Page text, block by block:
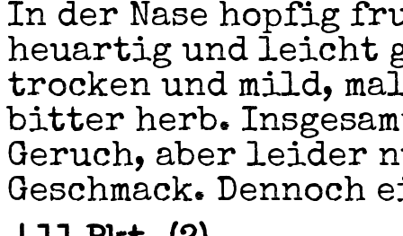
In der Nase hopfig
heuartig und leicht
trocken und mild,
bitter herb.
Geruch, aber leider
Geschmack.